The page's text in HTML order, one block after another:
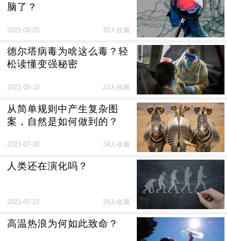
脑了？
2021-08-20 33人收藏
德尔塔病毒为啥这么毒？轻
松读懂变强秘密
2021-08-10 23人收藏
从简单规则中产生复杂图
案，自然是如何做到的？
2021-07-30 34人收藏
人类还在演化吗？
2021-07-22 24人收藏
高温热浪为何如此致命？